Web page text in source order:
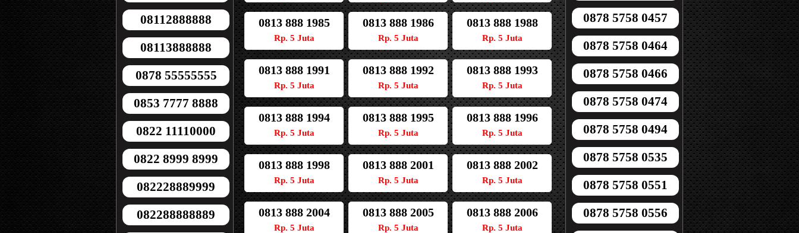
08112888888
08113888888
0878 55555555
0853 7777 8888
0822 11110000
0822 8999 8999
082228889999
082288888889
0813 888 1985
Rp. 5 Juta
0813 888 1986
Rp. 5 Juta
0813 888 1988
Rp. 5 Juta
0813 888 1991
Rp. 5 Juta
0813 888 1992
Rp. 5 Juta
0813 888 1993
Rp. 5 Juta
0813 888 1994
Rp. 5 Juta
0813 888 1995
Rp. 5 Juta
0813 888 1996
Rp. 5 Juta
0813 888 1998
Rp. 5 Juta
0813 888 2001
Rp. 5 Juta
0813 888 2002
Rp. 5 Juta
0813 888 2004
Rp. 5 Juta
0813 888 2005
Rp. 5 Juta
0813 888 2006
Rp. 5 Juta
0878 5758 0457
0878 5758 0464
0878 5758 0466
0878 5758 0474
0878 5758 0494
0878 5758 0535
0878 5758 0551
0878 5758 0556